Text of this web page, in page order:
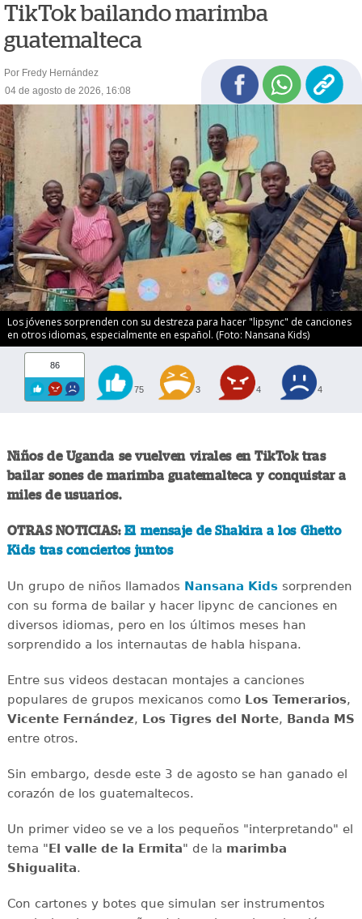
TikTok bailando marimba
guatemalteca
Por Fredy Hernández
04 de agosto de 2026, 16:08
Los jóvenes sorprenden con su destreza para hacer "lipsync" de canciones
en otros idiomas, especialmente en español. (Foto: Nansana Kids)
86
75 3 4 4
Niños de Uganda se vuelven virales en TikTok tras
bailar sones de marimba guatemalteca y conquistar a
miles de usuarios.
OTRAS NOTICIAS: El mensaje de Shakira a los Ghetto
Kids tras conciertos juntos
Un grupo de niños llamados Nansana Kidssorprenden
con su forma de bailar y hacer lipync de canciones en
diversos idiomas, pero en los últimos meses han
sorprendido a los internautas de habla hispana.
Entre sus videos destacan montajes a canciones
populares de grupos mexicanos como Los Temerarios,
Vicente Fernández, Los Tigres del Norte, Banda MS
entre otros.
Sin embargo, desde este 3 de agosto se han ganado el
corazón de los guatemaltecos.
Un primer video se ve a los pequeños "interpretando" el
tema " El valle de la Ermita" de la marimba
Shigualita.
Con cartones y botes que simulan ser instrumentos